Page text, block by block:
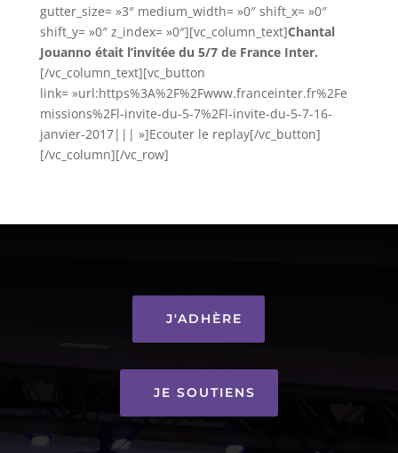
gutter_size= »3″ medium_width= »0″ shift_x= »0″
shift_y= »0″ z_index= »0″][vc_column_text]Chantal
Jouanno était l’invitée du 5/7 de France Inter.
[/vc_column_text][vc_button
link= »url:https%3A%2F%2Fwww.franceinter.fr%2Fe
missions%2Fl-invite-du-5-7%2Fl-invite-du-5-7-16-
janvier-2017||| »]Ecouter le replay[/vc_button]
[/vc_column][/vc_row]
J'ADHÈRE
JE SOUTIENS